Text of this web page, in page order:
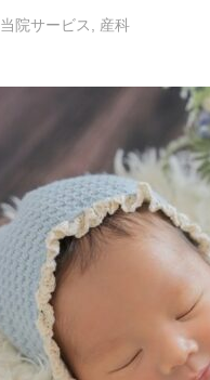
当院サービス 産科